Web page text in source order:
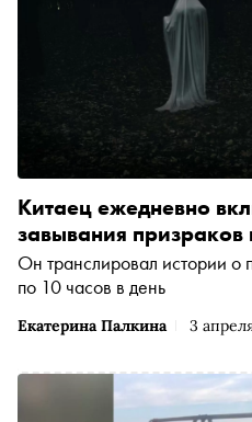
Екатерина Палкина 3
Китаец ежедневно
завывания призраков
Он транслировал истории о
по 10 часов в день